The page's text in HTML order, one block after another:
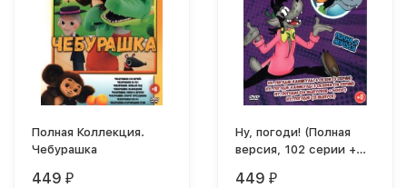
Полная Коллекция.
Чебурашка
449 ₽
Ну, погоди! (Полная
версия, 102 серии +
449 ₽